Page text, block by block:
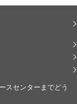
スセンターまでどう